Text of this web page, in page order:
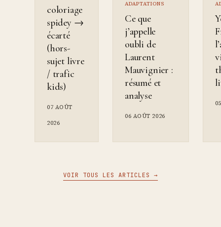
coloriage
spidey →
écarté
(hors-
sujet livre
/ trafic
kids)
07 AOÛT
2026
ADAPTATIONS
Ce que
j’appelle
oubli de
Laurent
Mauvignier :
résumé et
analyse
06 AOÛT 2026
VOIR TOUS LES ARTICLES →